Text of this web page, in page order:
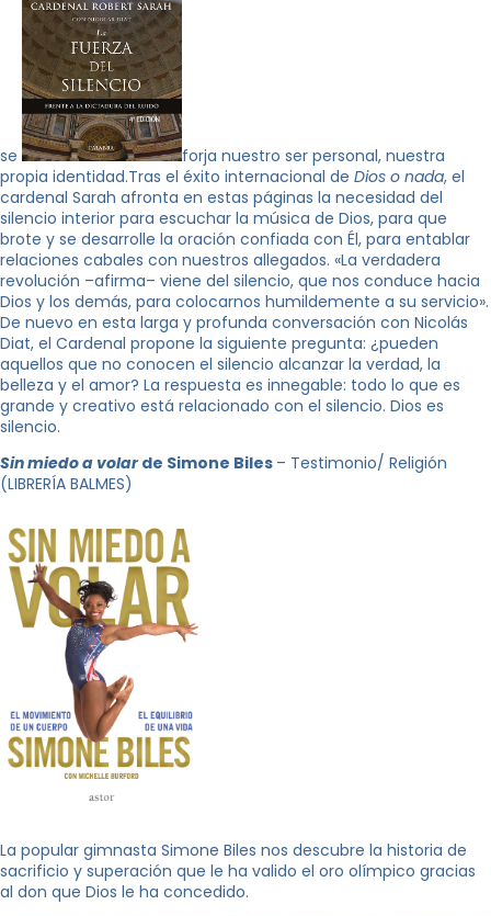
se
forja nuestro ser personal, nuestra
propia identidad.Tras el éxito internacional de Dios o nada, el
cardenal Sarah afronta en estas páginas la necesidad del
silencio interior para escuchar la música de Dios, para que
brote y se desarrolle la oración confiada con Él, para entablar
relaciones cabales con nuestros allegados. «La verdadera
revolución –afirma– viene del silencio, que nos conduce hacia
Dios y los demás, para colocarnos humildemente a su servicio».
De nuevo en esta larga y profunda conversación con Nicolás
Diat, el Cardenal propone la siguiente pregunta: ¿pueden
aquellos que no conocen el silencio alcanzar la verdad, la
belleza y el amor? La respuesta es innegable: todo lo que es
grande y creativo está relacionado con el silencio. Dios es
silencio.
Sin miedo a volarde Simone Biles – Testimonio/ Religión
(LIBRERÍA BALMES)
La popular gimnasta Simone Biles nos descubre la historia de
sacrificio y superación que le ha valido el oro olímpico gracias
al don que Dios le ha concedido.